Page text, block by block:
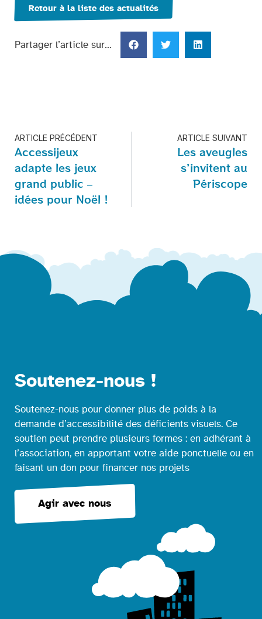
Retour à la liste des actualités
Partager l’article sur…
ARTICLE PRÉCÉDENT
Accessijeux
adapte les jeux
grand public –
idées pour Noël !
ARTICLE SUIVANT
Les aveugles
s’invitent au
Périscope
Soutenez-nous !
Soutenez-nous pour donner plus de poids à la
demande d’accessibilité des déficients visuels. Ce
soutien peut prendre plusieurs formes : en adhérant à
l’association, en apportant votre aide ponctuelle ou en
faisant un don pour financer nos projets
Agir avec nous